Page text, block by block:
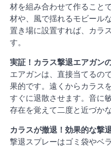
材を組み合わせて作ること
材や、風で揺れるモビール
置き場に設置すれば、カラ
す。
実証！カラス撃退エアガン
エアガンは、直接当てるの
果的です。遠くからカラス
すぐに退散させます。音に
存在を覚えて二度と近づか
カラスが撤退！効果的な撃
撃退スプレーはゴミ袋やベ